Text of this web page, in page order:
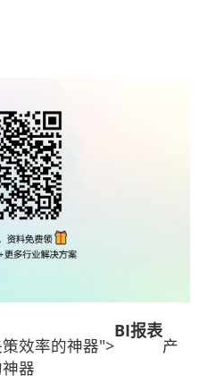
效率的神器">
BI报表
产
器